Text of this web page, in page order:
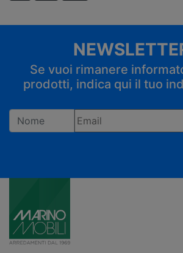
Se vuoi rimanere
prodotti, indica qui il tuo